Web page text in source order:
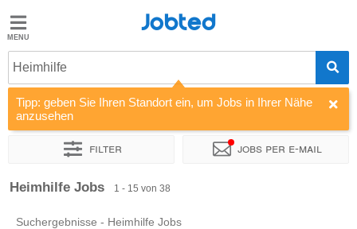
Jobted
Jobs
Gehalt
Jobted
Heimhilfe
Tipp: geben Sie Ihren Standort ein, um Jobs in Ihrer Nähe
anzusehen
Filter Jobs per e-mail
Sortieren nach Unternehmen
Heimhilfe Jobs 1 - 15 von 38
Suchergebnisse - Heimhilfe Jobs